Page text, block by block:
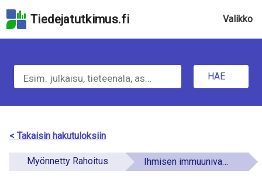
hakukenttään
pääsisältöön
Hyppää
saavutettavuusselosteeseen
Tiedejatutkimus.fi Valikko
H
a
e
t
HAE
< Takaisin hakutuloksiin
Myönnetty Rahoitus Ihmisen immuunivasteen uudet säätelijät